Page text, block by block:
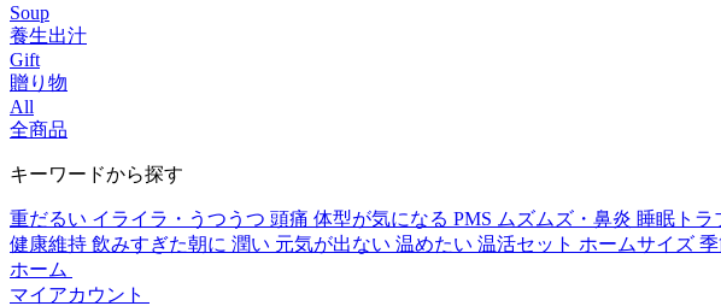
Soup
養生出汁
Gift
贈り物
All
全商品
キーワードから探す
重だるい イライラ・うつうつ 頭痛 体型が気になる PMS ムズムズ・鼻炎 睡眠トラ
健康維持 飲みすぎた朝に 潤い 元気が出ない 温めたい 温活セット ホームサイズ
ホーム
マイアカウント